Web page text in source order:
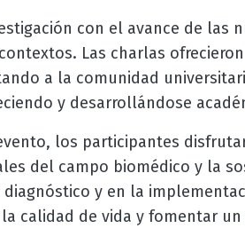
con el avance de las
Las charlas
a la comunidad
y desarrollándose
los participantes
del campo biomédico y la
y en la
calidad de vida y fomentar